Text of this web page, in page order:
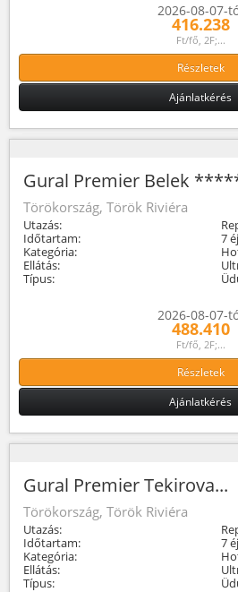
2026-08-07-
416.238
Ft/fő, 2F;...
Részletek
Ajánlatkérés
Gural Premier Belek
Törökország, Török Riviéra
Utazás:
Időtartam:
7 éj
Kategória:
Ellátás:
Típus:
2026-08-07-
488.410
Ft/fő, 2F;...
Részletek
Ajánlatkérés
Gural Premier Tekirova...
Törökország, Török Riviéra
Utazás:
Időtartam:
7 éj
Kategória:
Ellátás:
Típus: